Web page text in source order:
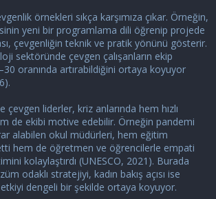
örnekleri sıkça karşımıza çıkar. Örneğin,
yeni bir programlama dili öğrenip projede
çevgenliğin teknik ve pratik yönünü gösterir.
sektöründe çevgen çalışanların ekip
oranında artırabildiğini ortaya koyuyor
çevgen liderler, kriz anlarında hem hızlı
de ekibi motive edebilir. Örneğin pandemi
alabilen okul müdürleri, hem eğitim
hem de öğretmen ve öğrencilerle empati
kolaylaştırdı (UNESCO, 2021). Burada
odaklı stratejiyi, kadın bakış açısı ise
dengeli bir şekilde ortaya koyuyor.